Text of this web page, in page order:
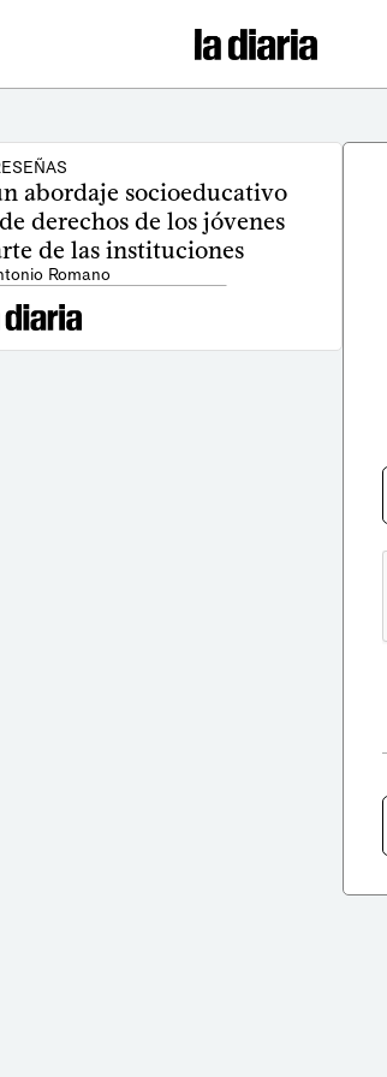
abordaje socioeducativo
derechos de los jóvenes
de las instituciones
Romano